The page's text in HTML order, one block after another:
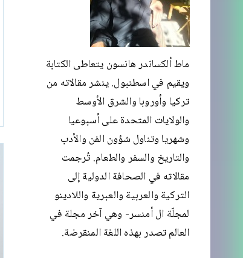
ماط ألكساندر هانسون يتعاطى الكتابة
ويقيم في اسطنبول. ينشر مقالاته من
تركيا وأوروبا والشرق الأوسط
والولايات المتحدة على أسبوعيا
وشهريا وتناول شؤون الفن والأدب
والتاريخ والسفر والطعام. تُرجمت
مقالاته في الصحافة الدولية إلى
التركية والعربية والعبرية واللادينو
لمجلّة ال أمنسر- وهي آخر مجلة في
العالم تصدر بهذه اللغة المنقرضة.